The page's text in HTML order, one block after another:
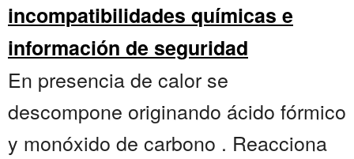
incompatibilidades químicas e
información de seguridad
En presencia de calor se
descompone originando ácido fórmico
y monóxido de carbono . Reacciona